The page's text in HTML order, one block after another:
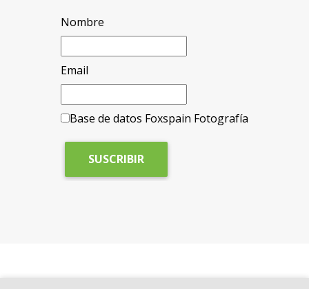
Nombre
Email
Base de datos Foxspain Fotografía